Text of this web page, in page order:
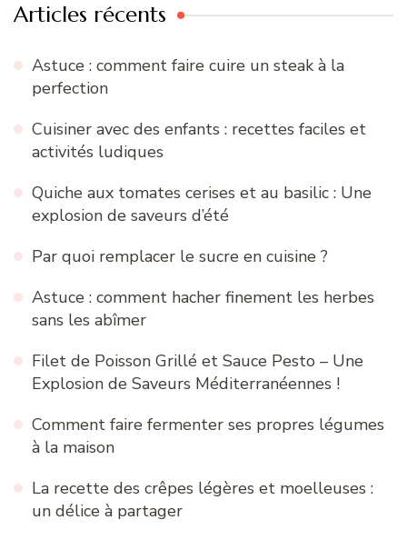
Articles récents
Astuce : comment faire cuire un steak à la
perfection
Cuisiner avec des enfants : recettes faciles et
activités ludiques
Quiche aux tomates cerises et au basilic : Une
explosion de saveurs d’été
Par quoi remplacer le sucre en cuisine ?
Astuce : comment hacher finement les herbes
sans les abîmer
Filet de Poisson Grillé et Sauce Pesto – Une
Explosion de Saveurs Méditerranéennes !
Comment faire fermenter ses propres légumes
à la maison
La recette des crêpes légères et moelleuses :
un délice à partager